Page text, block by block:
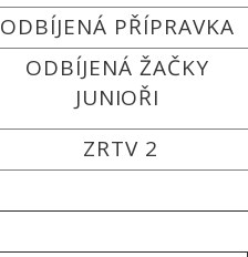
ODBÍJENÁ PŘÍPRAVKA
ODBÍJENÁ ŽAČKY
JUNIOŘI
ZRTV 2